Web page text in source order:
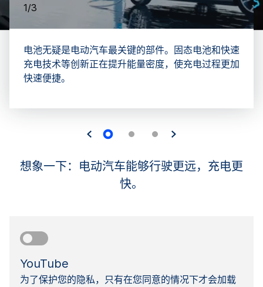
1/3
电池无疑是电动汽车最关键的部件。固态电池和快速
充电技术等创新正在提升能量密度，使充电过程更加
快速便捷。
想象一下：电动汽车能够行驶更远，充电更
快。
YouTube
为了保护您的隐私，只有在您同意的情况下才会加载